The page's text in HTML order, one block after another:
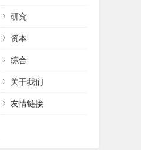
研究
资本
综合
关于我们
友情链接